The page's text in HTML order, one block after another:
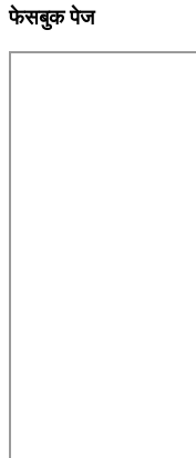
फेसबुक पेज